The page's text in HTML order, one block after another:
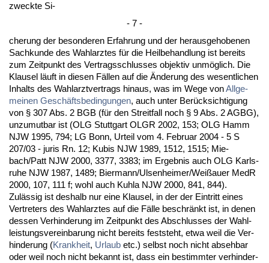
zweck­te Si-
- 7 -
che­rung der be­son­de­ren Er­fah­rung und der her­aus­ge­ho­be­nen
Sach­kun­de des Wahl­arz­tes für die Heil­be­hand­lung ist be­reits
zum Zeit­punkt des Ver­trags­schlus­ses ob­jek­tiv unmöglich. Die
Klau­sel läuft in die­sen Fällen auf die Ände­rung des we­sent­li­chen
In­halts des Wahl­arzt­ver­trags hin­aus, was im We­ge vonAll­ge­
mei­nen Geschäfts­be­din­gun­gen, auch un­ter Berück­sich­ti­gung
von § 307 Abs. 2 BGB (für den Streit­fall noch § 9 Abs. 2 AGBG),
un­zu­mut­bar ist (OLG Stutt­gart OLGR 2002, 153; OLG Hamm
NJW 1995, 794; LG Bonn, Ur­teil vom 4. Fe­bru­ar 2004 - 5 S
207/03 - ju­ris Rn. 12; Ku­bis NJW 1989, 1512, 1515; Mie-
bach/Patt NJW 2000, 3377, 3383; im Er­geb­nis auch OLG Karls­
ru­he NJW 1987, 1489; Bier­mann/Ul­sen­hei­mer/Weißau­er Me­dR
2000, 107, 111 f; wohl auch Kuh­la NJW 2000, 841, 844).
Zulässig ist des­halb nur ei­ne Klau­sel, in der der Ein­tritt ei­nes
Ver­tre­ters des Wahl­arz­tes auf die Fälle be­schränkt ist, in de­nen
des­sen Ver­hin­de­rung im Zeit­punkt des Ab­schlus­ses der Wahl­
leis­tungs­ver­ein­ba­rung nicht be­reits fest­steht, et­wa weil die Ver­
hin­de­rung (Krank­heit, Ur­laub etc.) selbst noch nicht ab­seh­bar
oder weil noch nicht be­kannt ist, dass ein be­stimm­ter ver­hin­der­